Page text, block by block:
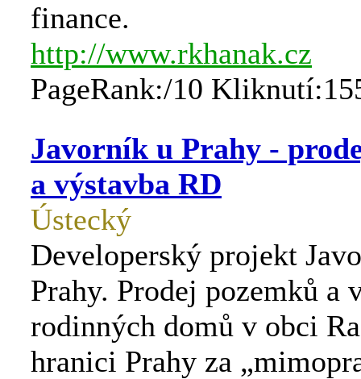
finance.
http://www.rkhanak.cz
PageRank:/10
Javorník u Prahy -
a výstavba RD
Ústecký
Developerský projekt
Prahy. Prodej pozemků a
rodinných domů v obci
hranici Prahy za